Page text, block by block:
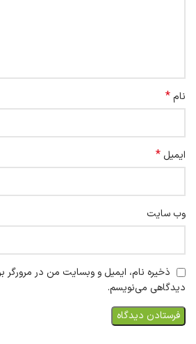
نام*
ایمیل *
وب‌ سایت
ذخیره نام، ایمیل و وبسایت من در مرورگر
دیدگاهی می‌نویسم.